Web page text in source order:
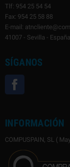
Tlf: 954 25 54 54
Fax: 954 25 58 88
E-mail:
41007 - Sevilla - España
SÍGANOS
INFORMACIÓN
COMPUSPAIN, SL (